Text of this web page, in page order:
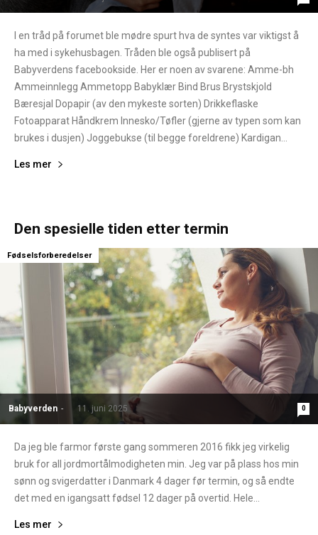
I en tråd på forumet ble mødre spurt hva de syntes var viktigst å
ha med i sykehusbagen. Tråden ble også publisert på
Babyverdens facebookside. Her er noen av svarene: Amme-bh
Ammeinnlegg Ammetopp Babyklær Bind Brus Brystskjold
Bæresjal Dopapir (av den mykeste sorten) Drikkeflaske
Fotoapparat Håndkrem Innesko/Tøfler (gjerne av typen som kan
brukes i dusjen) Joggebukse (til begge foreldrene) Kardigan...
Les mer
Den spesielle tiden etter termin
Babyverden - 11. juni 2025 0
Fødselsforberedelser
Da jeg ble farmor første gang sommeren 2016 fikk jeg virkelig
bruk for all jordmortålmodigheten min. Jeg var på plass hos min
sønn og svigerdatter i Danmark 4 dager før termin, og så endte
det med en igangsatt fødsel 12 dager på overtid. Hele...
Les mer